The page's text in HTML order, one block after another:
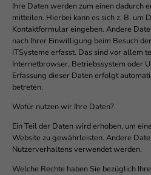
Ihre Daten werden zum einen dadurch
mitteilen. Hierbei kann es sich z. B. um
Kontaktformular eingeben. Andere
nach Ihrer Einwilligung beim Besuch
ITSysteme erfasst. Das sind vor allem
Internetbrowser, Betriebssystem oder
Erfassung dieser Daten erfolgt
betreten.
Wofür nutzen wir Ihre Daten?
Ein Teil der Daten wird erhoben, um
Website zu gewährleisten. Andere
Nutzerverhaltens verwendet werden.
Welche Rechte haben Sie bezüglich